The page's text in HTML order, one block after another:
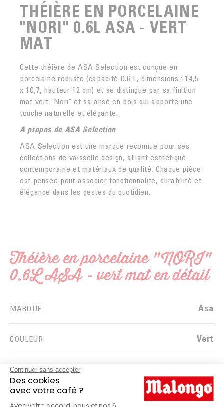
THÉIÈRE EN PORCELAINE
"NORI" 0.6L ASA - VERT
MAT
Cette théière de ASA Selection est conçue en
porcelaine robuste (capacité 0,6 L, dimensions : 14,5
x 10,7, hauteur 12 cm) et se distingue par sa finition
mat vert "Nori" et sa anse en bois qui apporte une
touche naturelle et élégante.
A propos de ASA Selection
ASA Selection est une marque reconnue pour ses
collections de vaisselle design, alliant esthétique
contemporaine et matériaux de qualité. Chaque pièce
est pensée pour associer fonctionnalité, durabilité et
élégance dans les gestes du quotidien.
Théière en porcelaine "NORI"
0.6L ASA - vert mat en détail
MARQUE Asa
COULEUR Vert
MATIÈRE
Théière